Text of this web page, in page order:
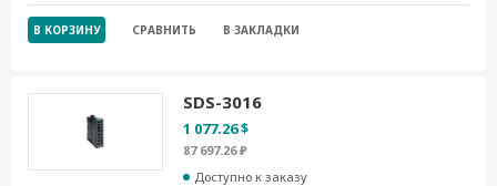
В КОРЗИНУ СРАВНИТЬ В ЗАКЛАДКИ
SDS-3016
1 077.26 $
87 697.26 ₽
Доступно к заказу